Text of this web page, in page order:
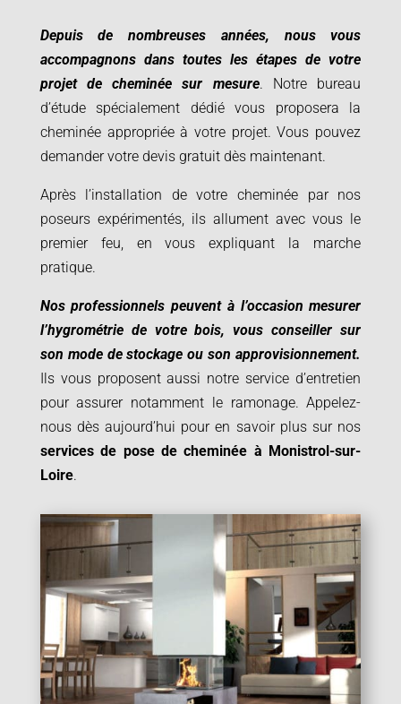
Depuis de nombreuses années, nous vous
accompagnons dans toutes les étapes de votre
projet de cheminée sur mesure. Notre bureau
d’étude spécialement dédié vous proposera la
cheminée appropriée à votre projet.Vous pouvez
demander votre devis gratuit dès maintenant.
Après l’installation de votre cheminée par nos
poseurs expérimentés, ils allument avec vous le
premier feu, en vous expliquant la marche
pratique.
Nos professionnels peuvent à l’occasion mesurer
l’hygrométrie de votre bois, vous conseiller sur
son mode de stockage ou son approvisionnement.
Ils vous proposent aussi notre service d’entretien
pour assurer notamment le ramonage. Appelez-
nous dès aujourd’hui pour en savoir plus sur nos
services de pose de cheminée à Monistrol-sur-
Loire.